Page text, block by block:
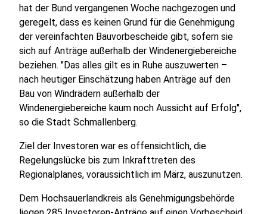
hat der Bund vergangenen Woche nachgezogen und
geregelt, dass es keinen Grund für die Genehmigung
der vereinfachten Bauvorbescheide gibt, sofern sie
sich auf Anträge außerhalb der Windenergiebereiche
beziehen. "Das alles gilt es in Ruhe auszuwerten –
nach heutiger Einschätzung haben Anträge auf den
Bau von Windrädern außerhalb der
Windenergiebereiche kaum noch Aussicht auf Erfolg",
so die Stadt Schmallenberg.
Ziel der Investoren war es offensichtlich, die
Regelungslücke bis zum Inkrafttreten des
Regionalplanes, voraussichtlich im März, auszunutzen.
Dem Hochsauerlandkreis als Genehmigungsbehörde